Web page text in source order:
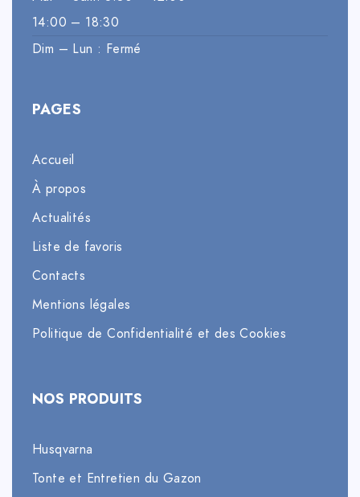
14:00 – 18:30
Dim – Lun : Fermé
PAGES
Accueil
À propos
Actualités
Liste de favoris
Contacts
Mentions légales
Politique de Confidentialité et des Cookies
NOS PRODUITS
Husqvarna
Tonte et Entretien du Gazon